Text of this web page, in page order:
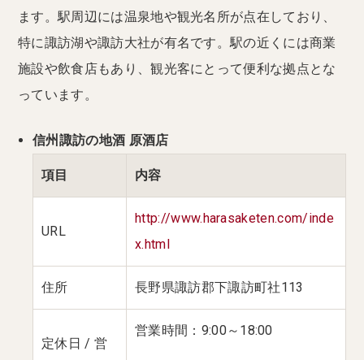
ます。駅周辺には温泉地や観光名所が点在しており、
特に諏訪湖や諏訪大社が有名です。駅の近くには商業
施設や飲食店もあり、観光客にとって便利な拠点とな
っています。
信州諏訪の地酒 原酒店
項目 内容
URL
http://www.harasaketen.com/inde
x.html
住所 長野県諏訪郡下諏訪町社113
定休日 / 営
営業時間：9:00～18:00